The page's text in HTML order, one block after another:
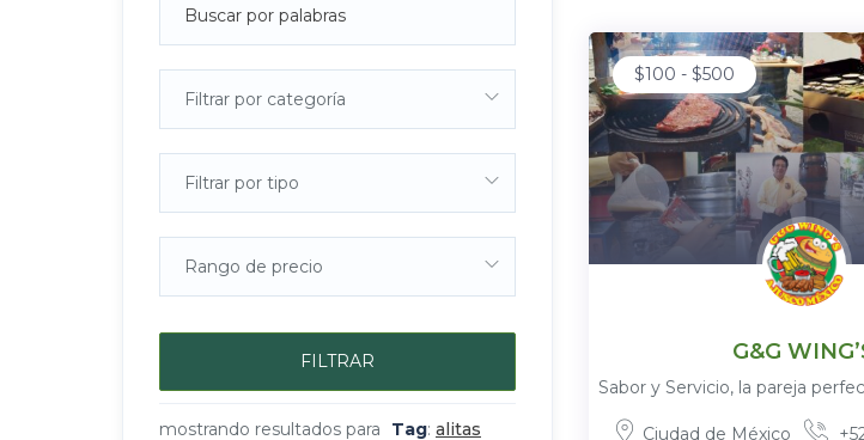
Filtrar por categoría
Filtrar por tipo
Rango de precio
FILTRAR
mostrando resultados para Tag: alitas
$100 - $500
G&G
Sabor y Servicio, la pareja
Ciudad de México